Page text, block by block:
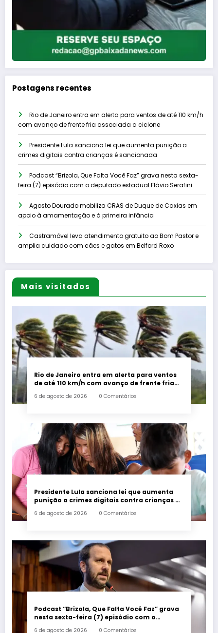
Postagens recentes
Rio de Janeiro entra em alerta para ventos de até 110 km/h
com avanço de frente fria associada a ciclone
Presidente Lula sanciona lei que aumenta punição a
crimes digitais contra crianças é sancionada
Podcast “Brizola, Que Falta Você Faz” grava nesta sexta-
feira (7) episódio com o deputado estadual Flávio Serafini
Agosto Dourado mobiliza CRAS de Duque de Caxias em
apoio à amamentação e à primeira infância
Castramóvel leva atendimento gratuito ao Bom Pastor e
amplia cuidado com cães e gatos em Belford Roxo
Mais visitados
Rio de Janeiro entra em alerta para ventos
de até 110 km/h com avanço de frente fria
6 de agosto de 2026 0 Comentários
Presidente Lula sanciona lei que aumenta
punição a crimes digitais contra crianças é
6 de agosto de 2026 0 Comentários
Podcast “Brizola, Que Falta Você Faz” grava
nesta sexta-feira (7) episódio com o
6 de agosto de 2026 0 Comentários